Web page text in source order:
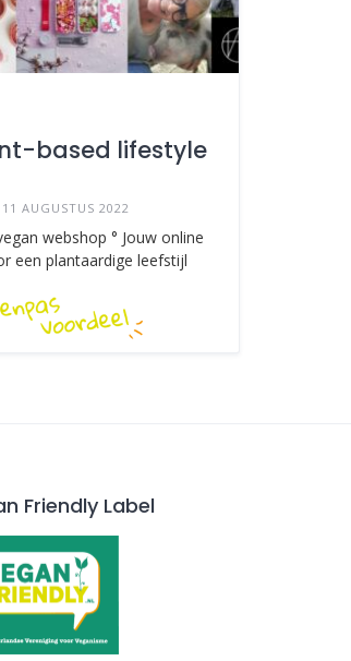
based lifestyle
AUGUSTUS 2022
webshop ° Jouw online
een plantaardige leefstijl
Friendly Label